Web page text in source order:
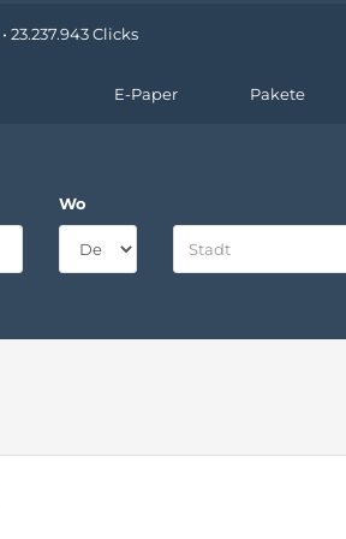
23.237.943 Clicks
E-Paper Pakete
Wo